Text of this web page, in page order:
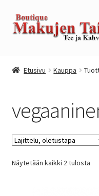
Siirry
navigointiin
Siirry
sisältöön
Kassa
Kauppa
Oma tili
Etusivu Kauppa
Näytetään kaikki 2 tulosta